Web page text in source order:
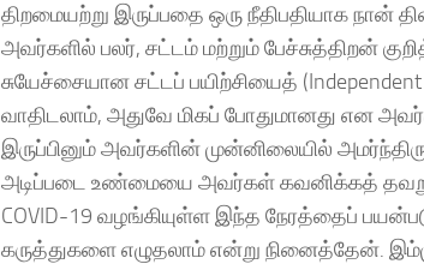
திறமையற்று இருப்பதை ஒரு நீதிபதியாக நான்
அவர்களில் பலர், சட்டம் மற்றும் பேச்சுத்திறன்
சுயேச்சையான சட்டப் பயிற்சியைத்
வாதிடலாம், அதுவே மிகப் போதுமானது என
இருப்பினும் அவர்களின் முன்னிலையில்
அடிப்படை உண்மையை அவர்கள் கவனிக்கத்
COVID-19 வழங்கியுள்ள இந்த நேரத்தைப்
கருத்துகளை எழுதலாம் என்று நினைத்தேன்.